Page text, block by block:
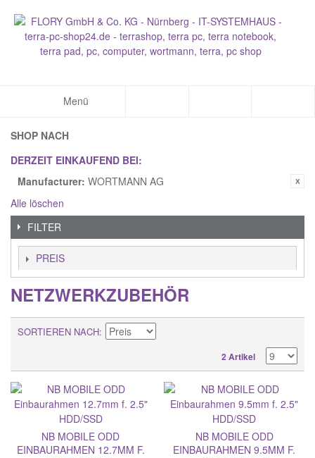
Menü
SHOP NACH
DERZEIT EINKAUFEND BEI:
Manufacturer: WORTMANN AG
Alle löschen
FILTER
PREIS
NETZWERKZUBEHÖR
SORTIEREN NACH
2 Artikel
NB MOBILE ODD
EINBAURAHMEN 12.7MM F.
NB MOBILE ODD
EINBAURAHMEN 9.5MM F.